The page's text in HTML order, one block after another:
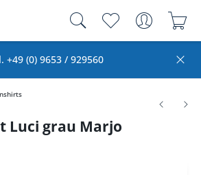
+49 (0) 9653 / 929560
Luci grau Marjo